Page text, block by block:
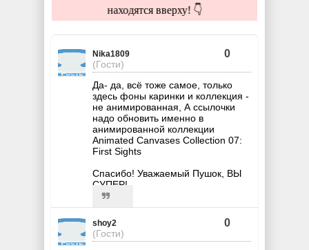
находятся вверху! 👇
Nika1809
(Гости)
0
Да- да, всё тоже самое, только
здесь фоны каринки и коллекция -
не анимированная, А ссылочки
надо обновить именно в
анимированной коллекции
Animated Canvases Collection 07:
First Sights
Спасибо! Уважаемый Пушок, ВЫ
СУПЕР!
shoy2
(Гости)
0